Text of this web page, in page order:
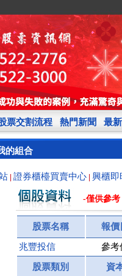
票交割流程 熱門新聞 最
的組合
證券櫃檯買賣中心 興櫃即
-僅供參考
股票名稱 報價
兆豐投信 參考
股票類別 資